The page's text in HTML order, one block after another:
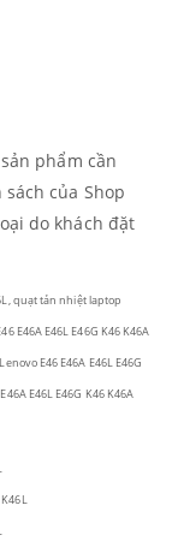
phẩm cần
của Shop
do khách đặt
quạt tản nhiệt laptop
E46A E46L E46G K46 K46A
E46 E46A E46L E46G
E46L E46G K46 K46A